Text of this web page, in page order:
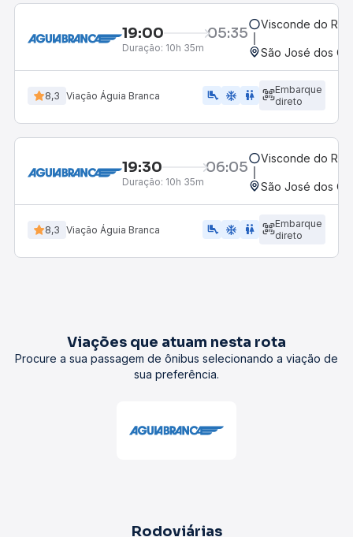
19:00 05:35
Duração: 10h 35m
Visconde do Rio
São José dos
8,3 Viação Águia Branca airline_seat_legroom_extra ac_unit WC
Embarque
direto
19:30 06:05
Duração: 10h 35m
Visconde do Rio
São José dos
8,3 Viação Águia Branca airline_seat_legroom_extra ac_unit WC
Embarque
direto
Viações que atuam nesta rota
Procure a sua passagem de ônibus selecionando a viação de
sua preferência.
Rodoviárias